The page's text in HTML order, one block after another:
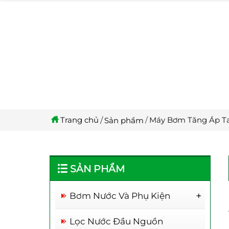
Trang chủ Sản phẩm Máy Bơm Tăng Áp
SẢN PHẨM
Bơm Nước Và Phụ Kiện
Rơ Le Thông Minh
Lọc Nước Đầu Nguồn